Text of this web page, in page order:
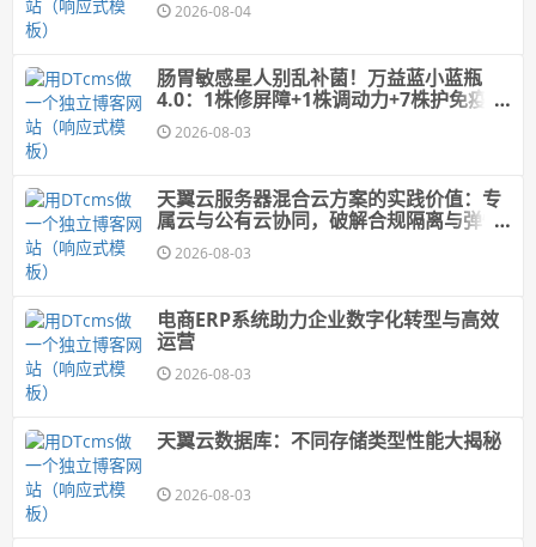
2026-08-04
肠胃敏感星人别乱补菌！万益蓝小蓝瓶
4.0：1株修屏障+1株调动力+7株护免疫，
菌株来源全公开
2026-08-03
天翼云服务器混合云方案的实践价值：专
属云与公有云协同，破解合规隔离与弹性
扩展的平衡难题
2026-08-03
电商ERP系统助力企业数字化转型与高效
运营
2026-08-03
天翼云数据库：不同存储类型性能大揭秘
2026-08-03